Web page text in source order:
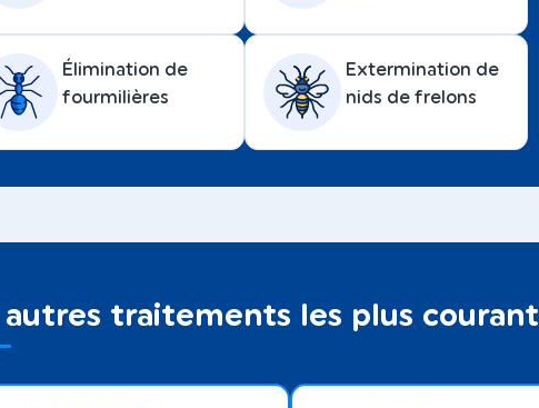
Élimination de
fourmilières
Extermination de
nids de frelons
autres traitements les plus